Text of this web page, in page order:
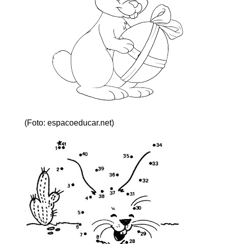
(Foto: espacoeducar.net)